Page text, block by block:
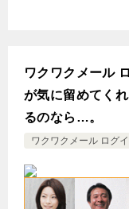
ワクワクメール
が気に留めてく
るのなら…。
ワクワクメール ログ